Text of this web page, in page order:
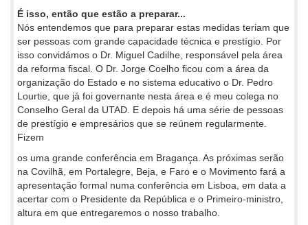
É isso, então que estão a preparar...
Nós entendemos que para preparar estas medidas teriam que
ser pessoas com grande capacidade técnica e prestígio. Por
isso convidámos o Dr. Miguel Cadilhe, responsável pela área
da reforma fiscal. O Dr. Jorge Coelho ficou com a área da
organização do Estado e no sistema educativo o Dr. Pedro
Lourtie, que já foi governante nesta área e é meu colega no
Conselho Geral da UTAD. E depois há uma série de pessoas
de prestígio e empresários que se reúnem regularmente.
Fizem
os uma grande conferência em Bragança. As próximas serão
na Covilhã, em Portalegre, Beja, e Faro e o Movimento fará a
apresentação formal numa conferência em Lisboa, em data a
acertar com o Presidente da República e o Primeiro-ministro,
altura em que entregaremos o nosso trabalho.